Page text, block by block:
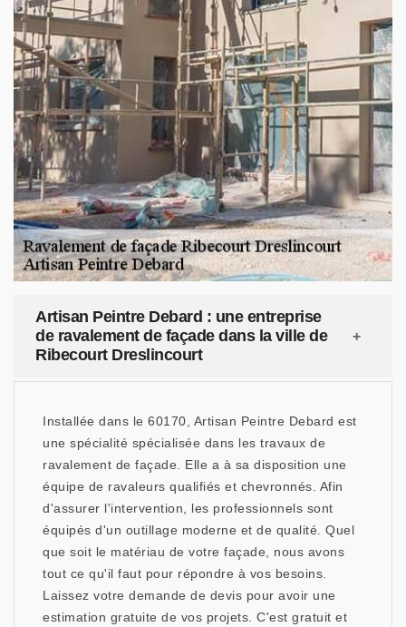
Artisan Peintre Debard : une entreprise
de ravalement de façade dans la ville de
Ribecourt Dreslincourt
Installée dans le 60170, Artisan Peintre Debard est
une spécialité spécialisée dans les travaux de
ravalement de façade. Elle a à sa disposition une
équipe de ravaleurs qualifiés et chevronnés. Afin
d'assurer l'intervention, les professionnels sont
équipés d'un outillage moderne et de qualité. Quel
que soit le matériau de votre façade, nous avons
tout ce qu'il faut pour répondre à vos besoins.
Laissez votre demande de devis pour avoir une
estimation gratuite de vos projets. C'est gratuit et